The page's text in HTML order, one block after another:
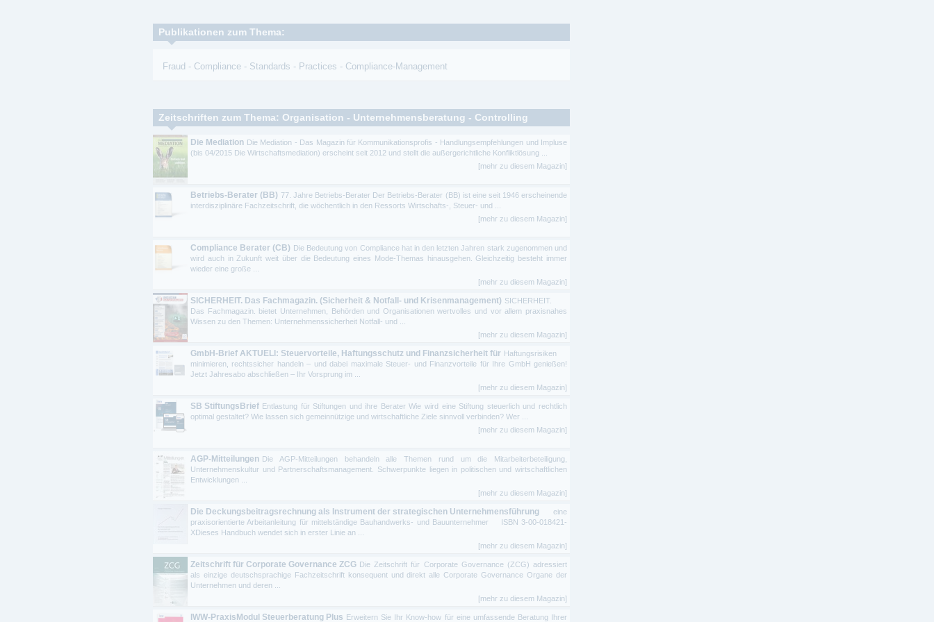
Publikationen zum Thema:
Fraud - Compliance - Standards - Practices - Compliance-Management
Zeitschriften zum Thema: Organisation - Unternehmensberatung - Controlling
Die Mediation Die Mediation - Das Magazin für Kommunikationsprofis - Handlungsempfehlungen und Impluse
(bis 04/2015 Die Wirtschaftsmediation) erscheint seit 2012 und stellt die außergerichtliche Konfliktlösung ...
[mehr zu diesem Magazin]
Betriebs-Berater (BB) 77. Jahre Betriebs-Berater Der Betriebs-Berater (BB) ist eine seit 1946 erscheinende
interdisziplinäre Fachzeitschrift, die wöchentlich in den Ressorts Wirtschafts-, Steuer- und ...
[mehr zu diesem Magazin]
Compliance Berater (CB) Die Bedeutung von Compliance hat in den letzten Jahren stark zugenommen und
wird auch in Zukunft weit über die Bedeutung eines Mode-Themas hinausgehen. Gleichzeitig besteht immer
wieder eine große ...
[mehr zu diesem Magazin]
SICHERHEIT. Das Fachmagazin. (Sicherheit & Notfall- und Krisenmanagement) SICHERHEIT.
Das Fachmagazin. bietet Unternehmen, Behörden und Organisationen wertvolles und vor allem praxisnahes
Wissen zu den Themen: Unternehmenssicherheit Notfall- und ...
[mehr zu diesem Magazin]
GmbH-Brief AKTUELl: Steuervorteile, Haftungsschutz und Finanzsicherheit für Haftungsrisiken
minimieren, rechtssicher handeln – und dabei maximale Steuer- und Finanzvorteile für Ihre GmbH genießen!
Jetzt Jahresabo abschließen – Ihr Vorsprung im ...
[mehr zu diesem Magazin]
SB StiftungsBrief Entlastung für Stiftungen und ihre Berater Wie wird eine Stiftung steuerlich und rechtlich
optimal gestaltet? Wie lassen sich gemeinnützige und wirtschaftliche Ziele sinnvoll verbinden? Wer ...
[mehr zu diesem Magazin]
AGP-Mitteilungen Die AGP-Mitteilungen behandeln alle Themen rund um die Mitarbeiterbeteiligung,
Unternehmenskultur und Partnerschaftsmanagement. Schwerpunkte liegen in politischen und wirtschaftlichen
Entwicklungen ...
[mehr zu diesem Magazin]
Die Deckungsbeitragsrechnung als Instrument der strategischen Unternehmensführung
eine
praxisorientierte Arbeitanleitung für mittelständige Bauhandwerks- und Bauunternehmer ISBN 3-00-018421-
XDieses Handbuch wendet sich in erster Linie an ...
[mehr zu diesem Magazin]
Zeitschrift für Corporate Governance ZCG Die Zeitschrift für Corporate Governance (ZCG) adressiert
als einzige deutschsprachige Fachzeitschrift konsequent und direkt alle Corporate Governance Organe der
Unternehmen und deren ...
[mehr zu diesem Magazin]
IWW-PraxisModul Steuerberatung Plus Erweitern Sie Ihr Know-how für eine umfassende Beratung Ihrer